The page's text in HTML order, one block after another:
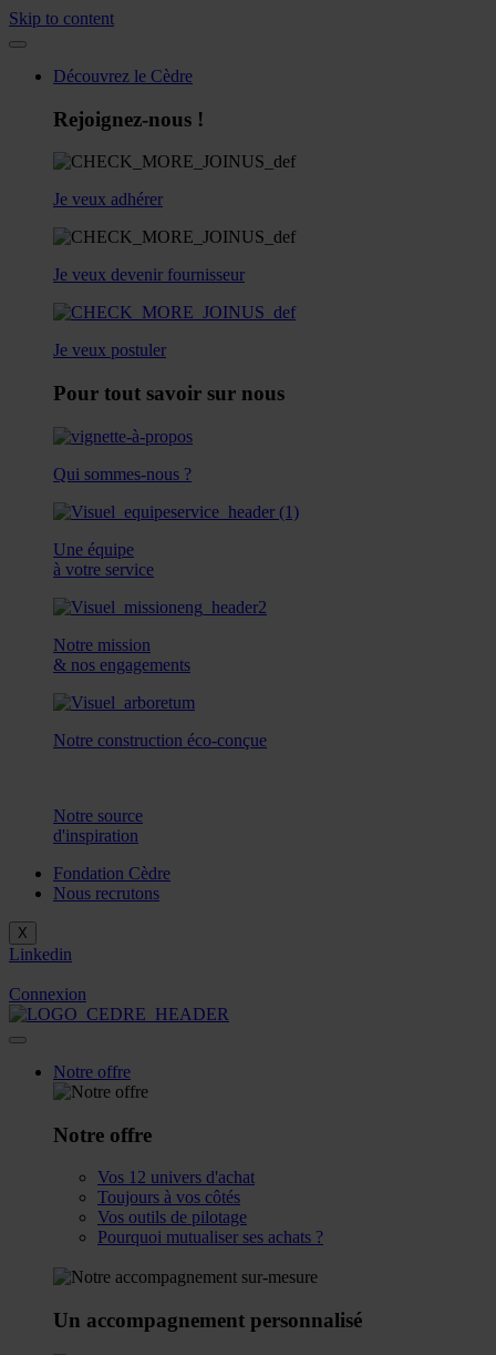
Skip to content
Découvrez le Cèdre
Rejoignez-nous !
Je veux adhérer
Je veux devenir fournisseur
Je veux postuler
Pour tout savoir sur nous
Qui sommes-nous ?
Une équipe
à votre service
Notre mission
& nos engagements
Notre construction éco-conçue
Notre source
d'inspiration
Fondation Cèdre
Nous recrutons
X
Linkedin
Connexion
Notre offre
Notre offre
Vos 12 univers d'achat
Toujours à vos côtés
Vos outils de pilotage
Pourquoi mutualiser ses achats ?
Un accompagnement personnalisé